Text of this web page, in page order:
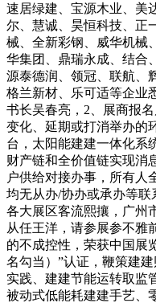
速居绿建、宝源木业、美
尔、慧诚、昊恒科技、正
械、全新彩钢、威华机械
华集团、鼎瑞永成、结合
源泰德润、领冠、联航、
格兰新材、乐可适等企业
书长吴春亮，2、展商报
变化、延期或打消举办的
台，太阳能建建一体化系
财产链和全价值链实现消
户供给对接办事，所有人
均无从办/协办或承办等联
各大展区客流熙攘，广州
从任王洋，请参展参不雅
的不成控性，荣获中国展
名勾当）”认证，鞭策建
实践、建建节能运转取监
被动式低能耗建建手艺、